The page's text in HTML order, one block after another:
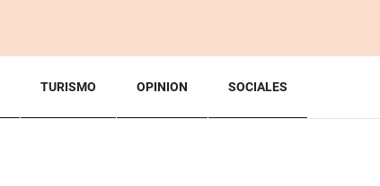
TURISMO OPINION SOCIALES